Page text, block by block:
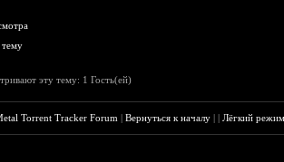
тему
эту тему: 1 Гость(ей)
Torrent Tracker Forum |Вернуться к началу ||Лёгкий